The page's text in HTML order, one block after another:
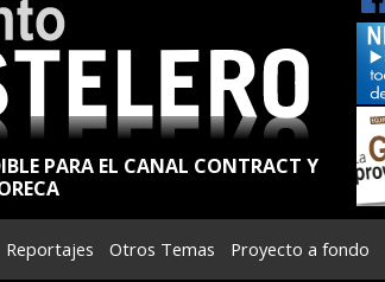
PARA EL CANAL CONTRACT Y
Reportajes Otros Temas Proyecto a fondo